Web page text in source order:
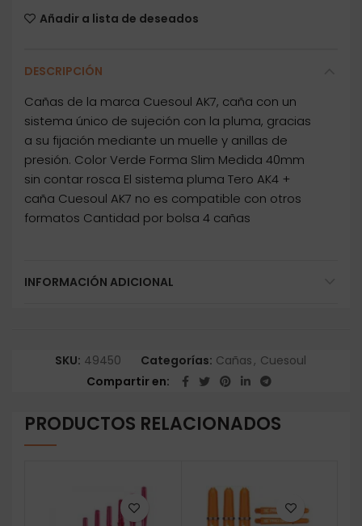
Añadir a lista de deseados
DESCRIPCIÓN
Cañas de la marca Cuesoul AK7, caña con un
sistema único de sujeción con la pluma, gracias
a su fijación mediante un muelle y anillas de
presión. Color Verde Forma Slim Medida 40mm
sin contar rosca El sistema pluma Tero AK4 +
caña Cuesoul AK7 no es compatible con otros
formatos Cantidad por bolsa 4 cañas
INFORMACIÓN ADICIONAL
SKU: 49450 Categorías: Cañas, Cuesoul
Compartir en
PRODUCTOS RELACIONADOS